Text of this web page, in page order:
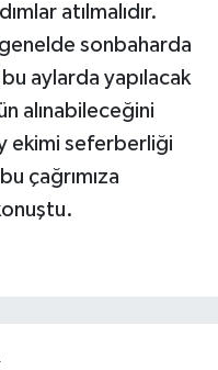
atılmalıdır.
sonbaharda
aylarda yapılacak
alınabileceğini
ekimi seferberliği
çağrımıza